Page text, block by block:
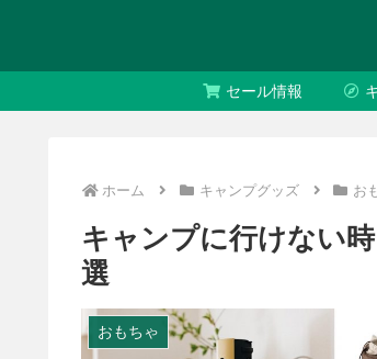
セール情報
ホーム キャンプグッズ お
キャンプに行けない
選
おもちゃ